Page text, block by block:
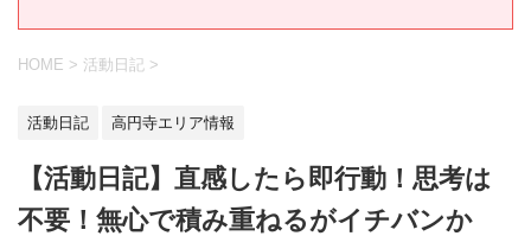
HOME > 活動日記 >
活動日記 高円寺エリア情報
【活動日記】直感したら即行動！思考は
不要！無心で積み重ねるがイチバンか